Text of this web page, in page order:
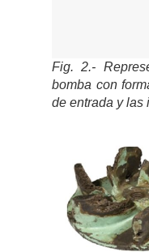
Fig. 2.-
bomba con
de entrada y las